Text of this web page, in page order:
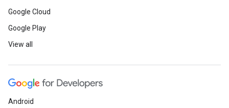
Google Cloud
Google Play
View all
Android